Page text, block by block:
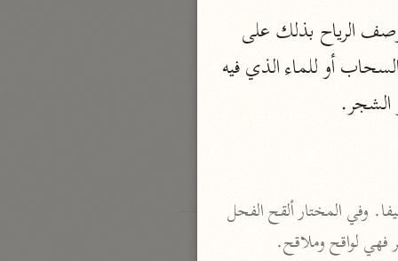
مقاتل بن سليمان (١٥٠ هـ)
نحو ٥ مجلدات
تفسير قتادة
بن دعامة السّدوسيّ (١١٧ هـ)
الشجر.
يقال إنّه جمع ملقح بضمّ الميم وكسر القاف من ألقح الرباعيّ وجمعه ملاقح ثمّ حذفت الميم تخفيفا. وفي المختار ألقح الفحل
فهي لواقح وملاقح.